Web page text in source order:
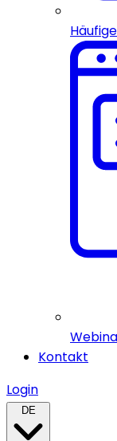
Kontakt
Login
DE